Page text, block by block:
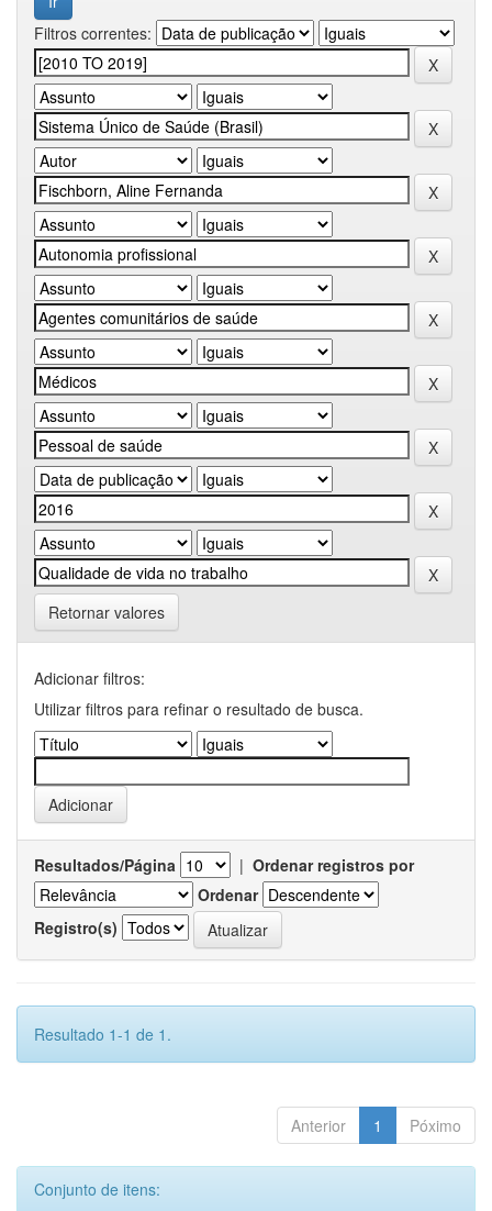
Filtros correntes:
Retornar valores
Adicionar filtros:
Utilizar filtros para refinar o resultado de busca.
Resultados/Página | Ordenar registros por
Ordenar
Registro(s)
Resultado 1-1 de 1.
Anterior 1 Póximo
Conjunto de itens: